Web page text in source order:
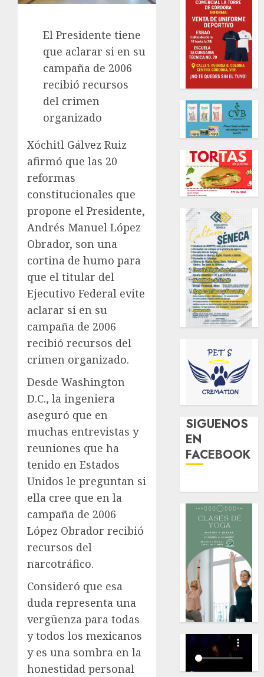
El Presidente tiene
que aclarar si en su
campaña de 2006
recibió recursos
del crimen
organizado
Xóchitl Gálvez Ruiz
afirmó que las 20
reformas
constitucionales que
propone el Presidente,
Andrés Manuel López
Obrador, son una
cortina de humo para
que el titular del
Ejecutivo Federal evite
aclarar si en su
campaña de 2006
recibió recursos del
crimen organizado.
Desde Washington
D.C., la ingeniera
aseguró que en
muchas entrevistas y
reuniones que ha
tenido en Estados
Unidos le preguntan si
ella cree que en la
campaña de 2006
López Obrador recibió
recursos del
narcotráfico.
Consideró que esa
duda representa una
vergüenza para todas
y todos los mexicanos
y es una sombra en la
honestidad personal
SIGUENOS
EN
FACEBOOK